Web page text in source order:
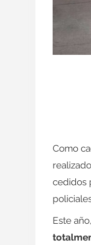
Como
cedidos
Este